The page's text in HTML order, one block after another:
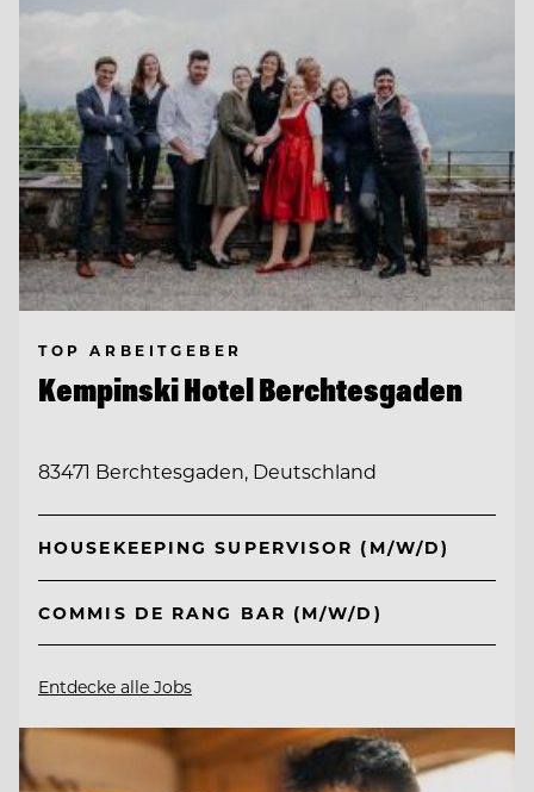
TOP ARBEITGEBER
Kempinski Hotel Berchtesgaden
83471 Berchtesgaden, Deutschland
HOUSEKEEPING SUPERVISOR (M/W/D)
COMMIS DE RANG BAR (M/W/D)
Entdecke alle Jobs